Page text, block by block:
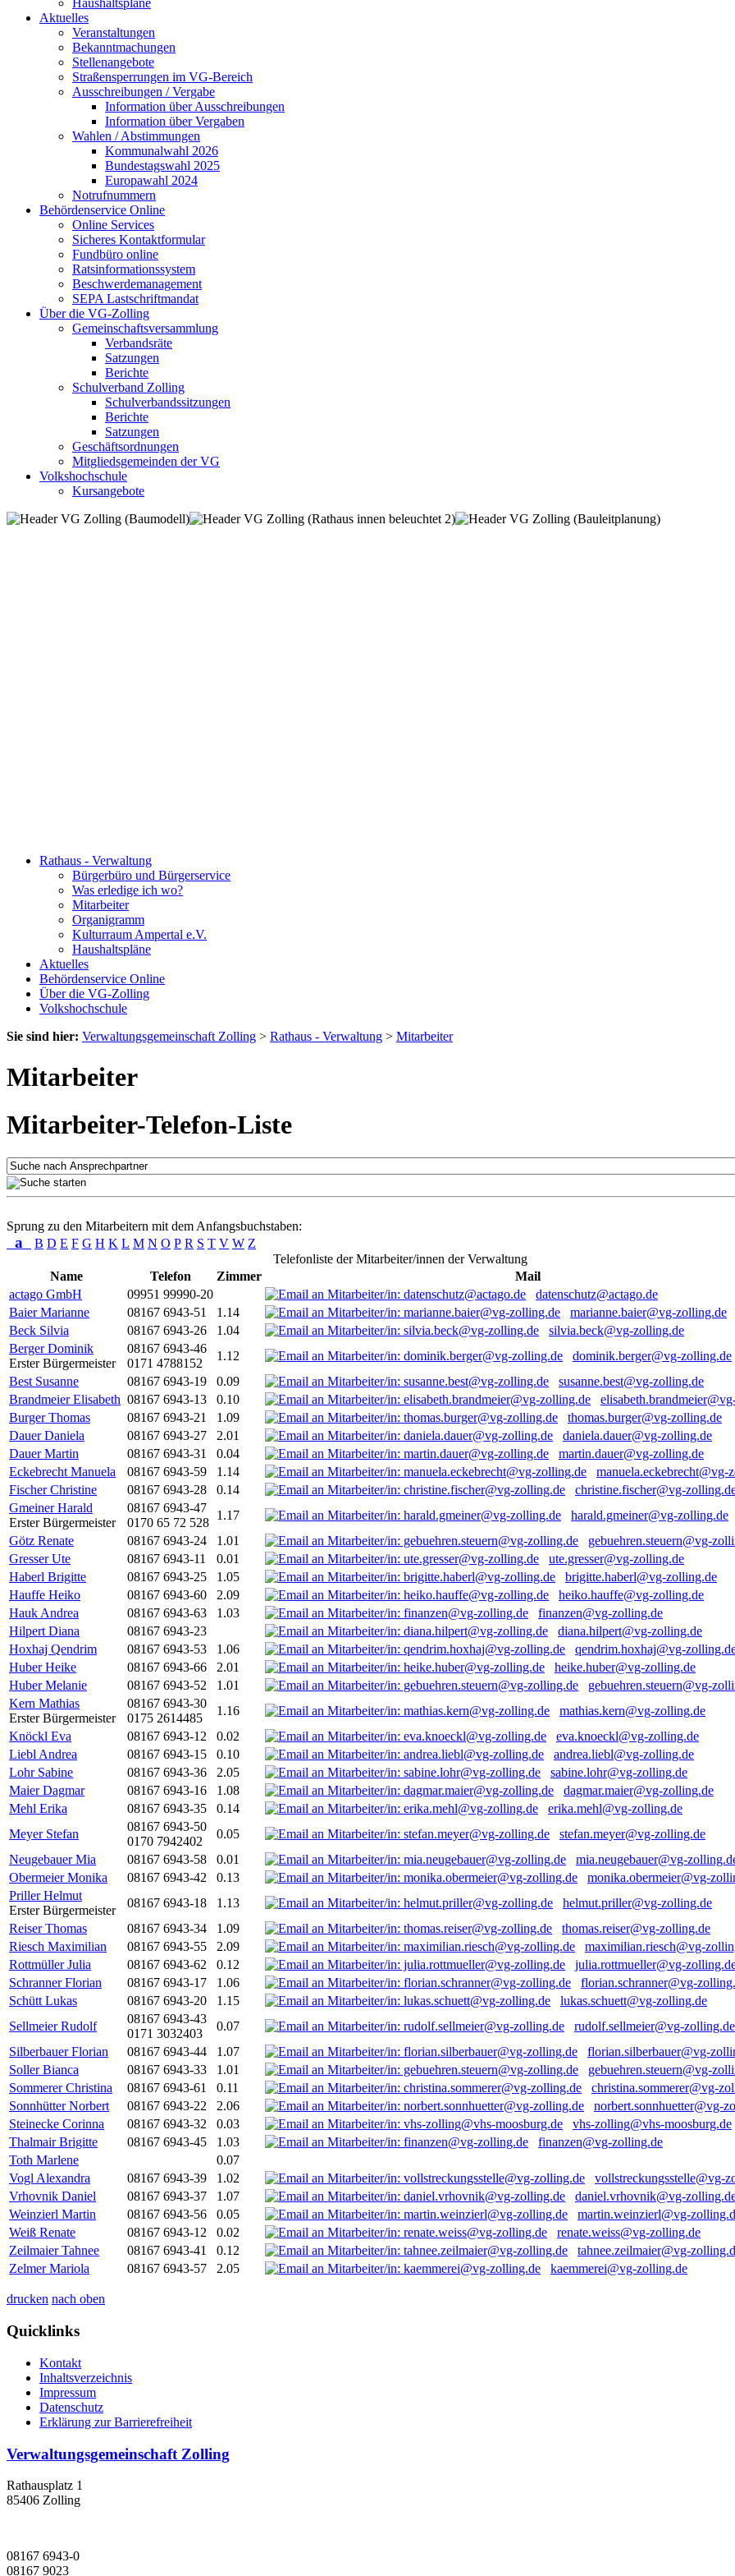
Haushaltspläne
Aktuelles
Veranstaltungen
Bekanntmachungen
Stellenangebote
Straßensperrungen im VG-Bereich
Ausschreibungen / Vergabe
Information über Ausschreibungen
Information über Vergaben
Wahlen / Abstimmungen
Kommunalwahl 2026
Bundestagswahl 2025
Europawahl 2024
Notrufnummern
Behördenservice Online
Online Services
Sicheres Kontaktformular
Fundbüro online
Ratsinformationssystem
Beschwerdemanagement
SEPA Lastschriftmandat
Über die VG-Zolling
Gemeinschaftsversammlung
Verbandsräte
Satzungen
Berichte
Schulverband Zolling
Schulverbandssitzungen
Berichte
Satzungen
Geschäftsordnungen
Mitgliedsgemeinden der VG
Volkshochschule
Kursangebote
Rathaus - Verwaltung
Bürgerbüro und Bürgerservice
Was erledige ich wo?
Mitarbeiter
Organigramm
Kulturraum Ampertal e.V.
Haushaltspläne
Aktuelles
Behördenservice Online
Über die VG-Zolling
Volkshochschule
Sie sind hier: Verwaltungsgemeinschaft Zolling > Rathaus - Verwaltung > Mitarbeiter
Mitarbeiter
Mitarbeiter-Telefon-Liste
Sprung zu den Mitarbeitern mit dem Anfangsbuchstaben:
a B D E F G H K L M N O P R S T V W Z
Telefonliste der Mitarbeiter/innen der Verwaltung
Name
Telefon Zimmer
Mail
actago GmbH
09951 99990-20
datenschutz@actago.de
Baier Marianne
08167 6943-51 1.14
marianne.baier@vg-zolling.de
Beck Silvia
08167 6943-26 1.04
silvia.beck@vg-zolling.de
Berger Dominik
Erster Bürgermeister
08167 6943-46
0171 4788152
1.12
dominik.berger@vg-zolling.de
Best Susanne
08167 6943-19 0.09
susanne.best@vg-zolling.de
Brandmeier Elisabeth 08167 6943-13 0.10
Burger Thomas
08167 6943-21 1.09
thomas.burger@vg-zolling.de
Dauer Daniela
08167 6943-27 2.01
daniela.dauer@vg-zolling.de
Dauer Martin
08167 6943-31 0.04
martin.dauer@vg-zolling.de
Eckebrecht Manuela
08167 6943-59 1.14
manuela.eckebrecht@vg-
Fischer Christine
08167 6943-28 0.14
christine.fischer@vg-
Gmeiner Harald
Erster Bürgermeister
08167 6943-47
0170 65 72 528
1.17
harald.gmeiner@vg-zolling.de
Götz Renate
08167 6943-24 1.01
gebuehren.steuern@vg-
Gresser Ute
08167 6943-11 0.01
ute.gresser@vg-zolling.de
Haberl Brigitte
08167 6943-25 1.05
brigitte.haberl@vg-zolling.de
Hauffe Heiko
08167 6943-60 2.09
heiko.hauffe@vg-zolling.de
Hauk Andrea
08167 6943-63 1.03
finanzen@vg-zolling.de
Hilpert Diana
08167 6943-23
diana.hilpert@vg-zolling.de
Hoxhaj Qendrim
08167 6943-53 1.06
qendrim.hoxhaj@vg-
Huber Heike
08167 6943-66 2.01
heike.huber@vg-zolling.de
Huber Melanie
08167 6943-52 1.01
gebuehren.steuern@vg-
Kern Mathias
Erster Bürgermeister
08167 6943-30
0175 2614485
1.16
mathias.kern@vg-zolling.de
Knöckl Eva
08167 6943-12 0.02
eva.knoeckl@vg-zolling.de
Liebl Andrea
08167 6943-15 0.10
andrea.liebl@vg-zolling.de
Lohr Sabine
08167 6943-36 2.05
sabine.lohr@vg-zolling.de
Maier Dagmar
08167 6943-16 1.08
dagmar.maier@vg-zolling.de
Mehl Erika
08167 6943-35 0.14
erika.mehl@vg-zolling.de
Meyer Stefan
08167 6943-50
0170 7942402
0.05
stefan.meyer@vg-zolling.de
Neugebauer Mia
08167 6943-58 0.01
mia.neugebauer@vg-
Obermeier Monika
08167 6943-42 0.13
monika.obermeier@vg-
Priller Helmut
Erster Bürgermeister
08167 6943-18 1.13
helmut.priller@vg-zolling.de
Reiser Thomas
08167 6943-34 1.09
thomas.reiser@vg-zolling.de
Riesch Maximilian
08167 6943-55 2.09
maximilian.riesch@vg-
Rottmüller Julia
08167 6943-62 0.12
julia.rottmueller@vg-
Schranner Florian
08167 6943-17 1.06
florian.schranner@vg-
Schütt Lukas
08167 6943-20 1.15
lukas.schuett@vg-zolling.de
Sellmeier Rudolf
08167 6943-43
0171 3032403
0.07
rudolf.sellmeier@vg-zolling.de
Silberbauer Florian
08167 6943-44 1.07
florian.silberbauer@vg-
Soller Bianca
08167 6943-33 1.01
gebuehren.steuern@vg-
Sommerer Christina
08167 6943-61 0.11
christina.sommerer@vg-
Sonnhütter Norbert
08167 6943-22 2.06
norbert.sonnhuetter@vg-
Steinecke Corinna
08167 6943-32 0.03
vhs-zolling@vhs-moosburg.de
Thalmair Brigitte
08167 6943-45 1.03
finanzen@vg-zolling.de
Toth Marlene
0.07
Vogl Alexandra
08167 6943-39 1.02
vollstreckungsstelle@vg-
Vrhovnik Daniel
08167 6943-37 1.07
daniel.vrhovnik@vg-
Weinzierl Martin
08167 6943-56 0.05
martin.weinzierl@vg-
Weiß Renate
08167 6943-12 0.02
renate.weiss@vg-zolling.de
Zeilmaier Tahnee
08167 6943-41 0.12
tahnee.zeilmaier@vg-
Zelmer Mariola
08167 6943-57 2.05 kaemmerei@vg-zolling.de
drucken nach oben
Quicklinks
Kontakt
Inhaltsverzeichnis
Impressum
Datenschutz
Erklärung zur Barrierefreiheit
Verwaltungsgemeinschaft Zolling
Rathausplatz 1
85406 Zolling
08167 6943-0
08167 9023